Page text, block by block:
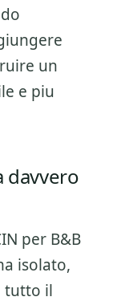
un
e piu
davvero
per B&B
isolato,
tutto il